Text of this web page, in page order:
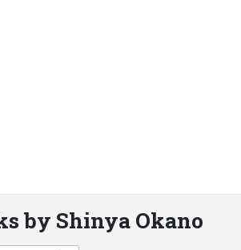
by Shinya Okano